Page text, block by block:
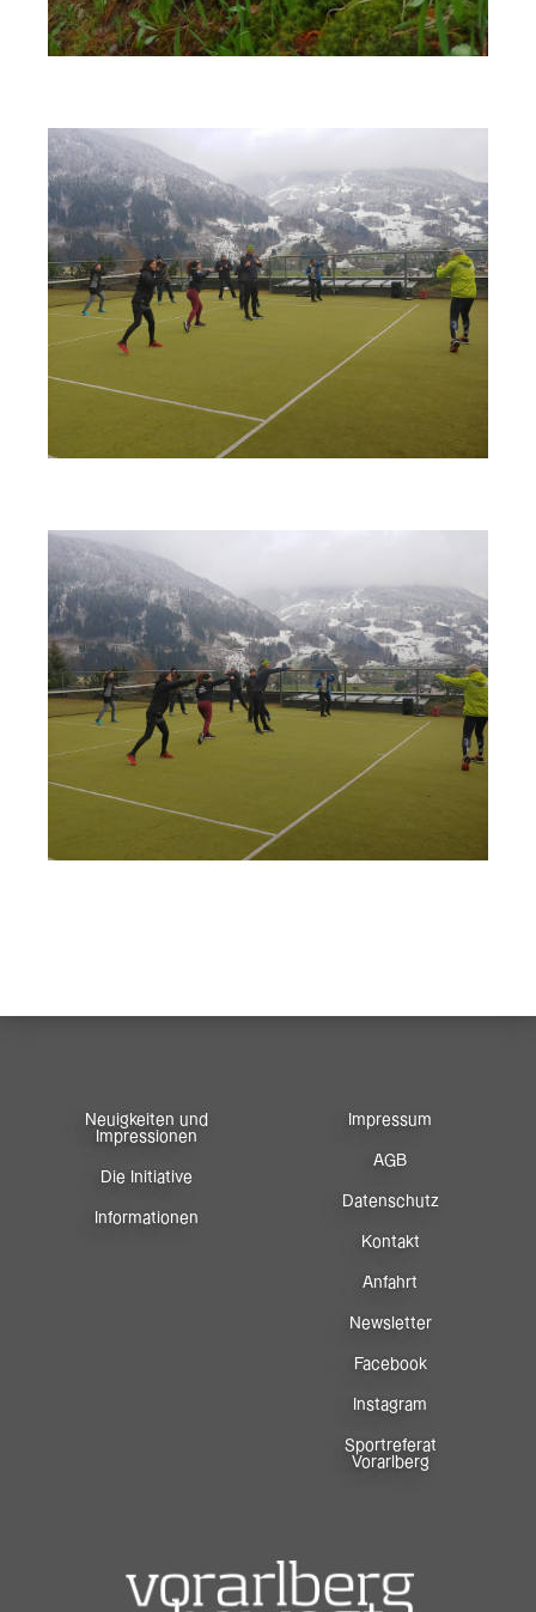
Neuigkeiten und
Impressionen
Die Initiative
Informationen
Impressum
AGB
Datenschutz
Kontakt
Anfahrt
Newsletter
Facebook
Instagram
Sportreferat
Vorarlberg